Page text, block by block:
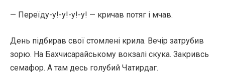
— Переїду-у!-у!-у!-у! — кричав потяг і мчав.
День підбирав свої стомлені крила. Вечір затрубив
зорю. На Бахчисарайському вокзалі скука. Закривсь
семафор. А там десь голубий Чатирдаг.